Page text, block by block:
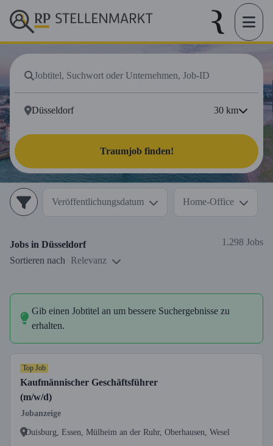
30 km
Traumjob finden!
Veröffentlichungsdatum Home-Office
Jobs in Düsseldorf
1.298 Jobs
Sortieren nach
Relevanz
Gib einen Jobtitel an um bessere Suchergebnisse zu
erhalten.
Top Job
Kaufmännischer Geschäftsführer
(m/w/d)
Jobanzeige
Duisburg, Essen, Mülheim an der Ruhr, Oberhausen, Wesel